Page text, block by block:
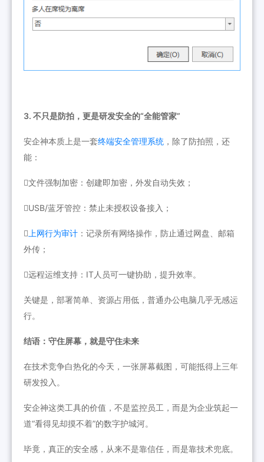
3. 不只是防拍，更是研发安全的“全能管家”
安企神本质上是一套终端安全管理系统 ，除了防拍照，还
能：
文件强制加密：创建即加密，外发自动失效；
USB/蓝牙管控：禁止未授权设备接入；
 上网行为审计 ：记录所有网络操作，防止通过网盘、邮箱
外传；
远程运维支持：IT人员可一键协助，提升效率。
关键是，部署简单、资源占用低，普通办公电脑几乎无感运
行。
结语：守住屏幕，就是守住未来
在技术竞争白热化的今天，一张屏幕截图，可能抵得上三年
研发投入。
安企神这类工具的价值，不是监控员工，而是为企业筑起一
道“看得见却摸不着”的数字护城河。
毕竟，真正的安全感，从来不是靠信任，而是靠技术兜底。